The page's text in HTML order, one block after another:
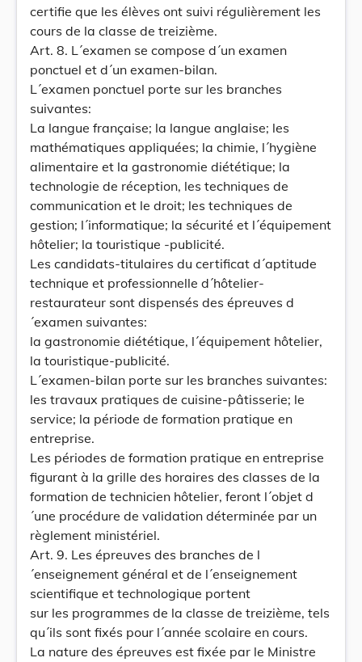
certifie que les élèves ont suivi régulièrement les
cours de la classe de treizième.
Art. 8. L´examen se compose d´un examen
ponctuel et d´un examen-bilan.
L´examen ponctuel porte sur les branches
suivantes:
La langue française; la langue anglaise; les
mathématiques appliquées; la chimie, l´hygiène
alimentaire et la gastronomie diététique; la
technologie de réception, les techniques de
communication et le droit; les techniques de
gestion; l´informatique; la sécurité et l´équipement
hôtelier; la touristique -publicité.
Les candidats-titulaires du certificat d´aptitude
technique et professionnelle d´hôtelier-
restaurateur sont dispensés des épreuves d
´examen suivantes:
la gastronomie diététique, l´équipement hôtelier,
la touristique-publicité.
L´examen-bilan porte sur les branches suivantes:
les travaux pratiques de cuisine-pâtisserie; le
service; la période de formation pratique en
entreprise.
Les périodes de formation pratique en entreprise
figurant à la grille des horaires des classes de la
formation de technicien hôtelier, feront l´objet d
´une procédure de validation déterminée par un
règlement ministériel.
Art. 9. Les épreuves des branches de l
´enseignement général et de l´enseignement
scientifique et technologique portent
sur les programmes de la classe de treizième, tels
qu´ils sont fixés pour l´année scolaire en cours.
La nature des épreuves est fixée par le Ministre